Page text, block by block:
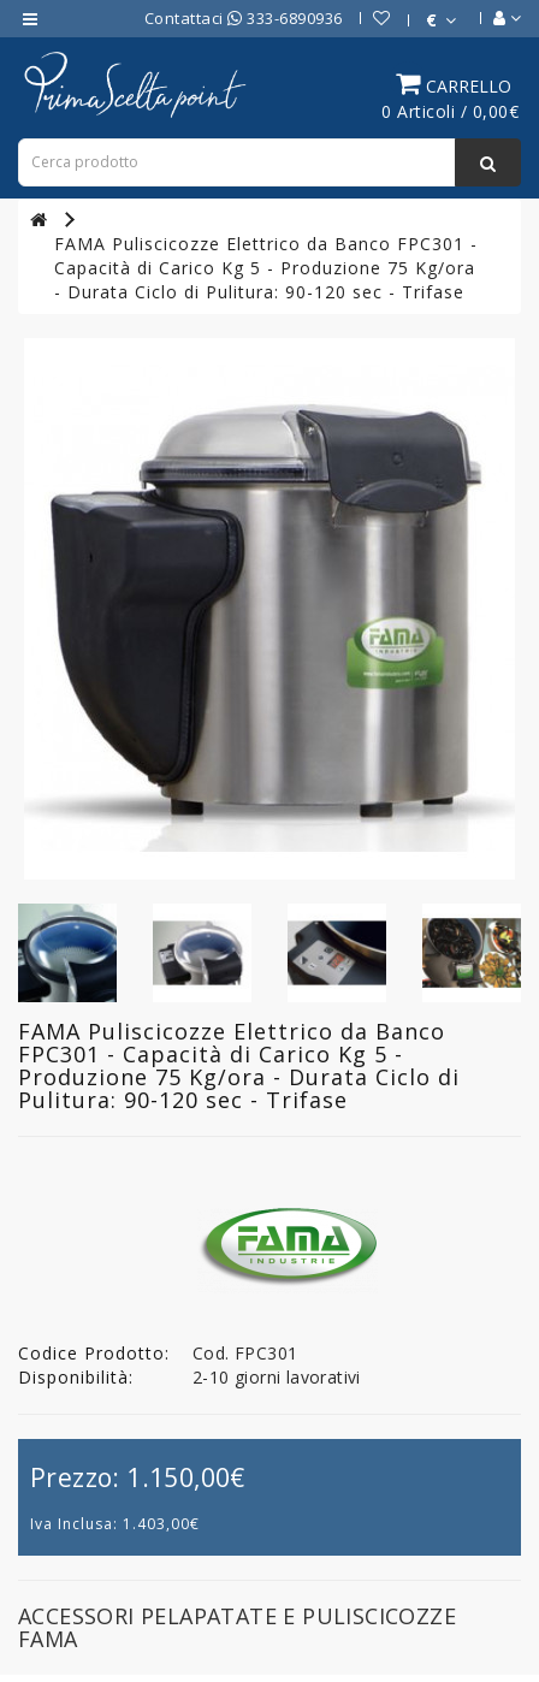
Contattaci 333-6890936 €
CARRELLO
0 Articoli / 0,00€
Category
ATTREZZATURE
BAR
ATTREZZATURE
PROFESSIONALI
CUCINA
PROFESSIONALI
LINEA
FREDDO
LINEA
GELATERIA
PASTICCERIA
PIZZERIA
LINEA
MACELLERIA
LAVAGGIO
PROFESSIONALE
FAMA Puliscicozze Elettrico da Banco FPC301 -
Capacità di Carico Kg 5 - Produzione 75 Kg/ora
- Durata Ciclo di Pulitura: 90-120 sec - Trifase
FAMA Puliscicozze Elettrico da Banco
FPC301 - Capacità di Carico Kg 5 -
Produzione 75 Kg/ora - Durata Ciclo di
Pulitura: 90-120 sec - Trifase
Codice Prodotto:
Cod. FPC301
Disponibilità:
2-10 giorni lavorativi
Prezzo: 1.150,00€
Iva Inclusa: 1.403,00€
ACCESSORI PELAPATATE E PULISCICOZZE
FAMA